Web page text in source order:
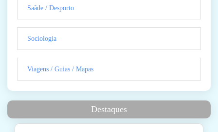
Saãde / Desporto
Sociologia
Viagens / Guias / Mapas
Destaques